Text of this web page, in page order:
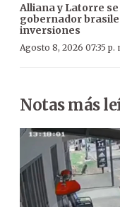
Alliana y Latorre
gobernador
inversiones
Agosto 8, 2026 07:35 p.
Notas más